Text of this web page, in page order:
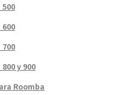
500
600
700
y 900
Roomba